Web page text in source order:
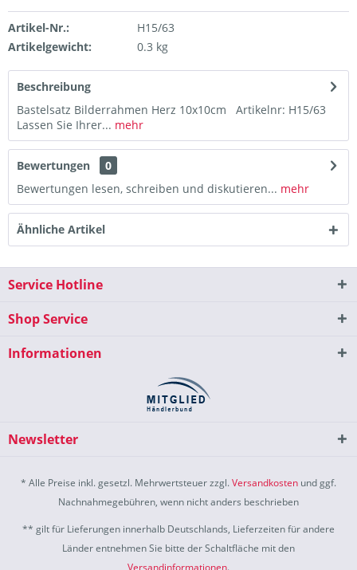
Artikel-Nr.:
H15/63
Artikelgewicht:
0.3 kg
Beschreibung
Bastelsatz Bilderrahmen Herz 10x10cm Artikelnr: H15/63
Lassen Sie Ihrer... mehr
Bewertungen
0
Bewertungen lesen, schreiben und diskutieren... mehr
Ähnliche Artikel
Service Hotline
Shop Service
Informationen
Newsletter
* Alle Preise inkl. gesetzl. Mehrwertsteuer zzgl.Versandkosten und ggf.
Nachnahmegebühren, wenn nicht anders beschrieben
** gilt für Lieferungen innerhalb Deutschlands, Lieferzeiten für andere
Länder entnehmen Sie bitte der Schaltfläche mit den